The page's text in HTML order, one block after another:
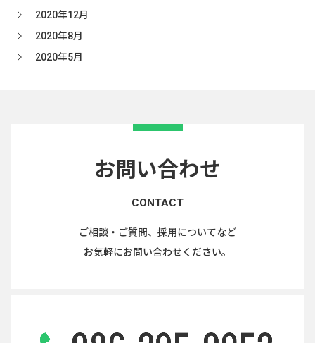
2020年12月
2020年8月
2020年5月
お問い合わせ
CONTACT
ご相談・ご質問、採用についてなど
お気軽にお問い合わせください。